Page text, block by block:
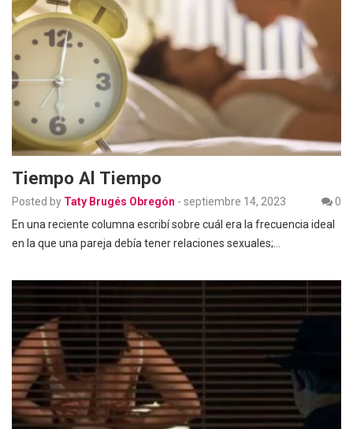
Tiempo Al Tiempo
Posted by Taty Brugés Obregón - septiembre 14, 2023
0
En una reciente columna escribí sobre cuál era la frecuencia ideal
en la que una pareja debía tener relaciones sexuales;…